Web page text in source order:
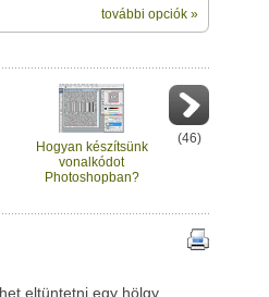
további opciók »
Hogyan készítsünk
vonalkódot
Photoshopban?
(46)
eltüntetni egy hölgy